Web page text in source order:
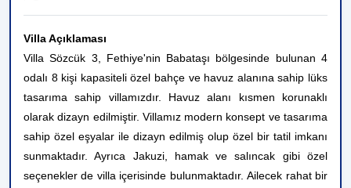
Villa Açıklaması
Villa Sözcük 3, Fethiye'nin Babataşı bölgesinde bulunan 4
odalı 8 kişi kapasiteli özel bahçe ve havuz alanına sahip lüks
tasarıma sahip villamızdır. Havuz alanı kısmen korunaklı
olarak dizayn edilmiştir. Villamız modern konsept ve tasarıma
sahip özel eşyalar ile dizayn edilmiş olup özel bir tatil imkanı
sunmaktadır. Ayrıca Jakuzi, hamak ve salıncak gibi özel
seçenekler de villa içerisinde bulunmaktadır. Ailecek rahat bir